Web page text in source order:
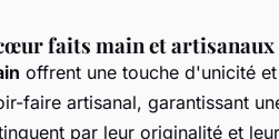
faits main et artisanaux
offrent une touche d'unicité
faire artisanal, garantissant
par leur originalité et